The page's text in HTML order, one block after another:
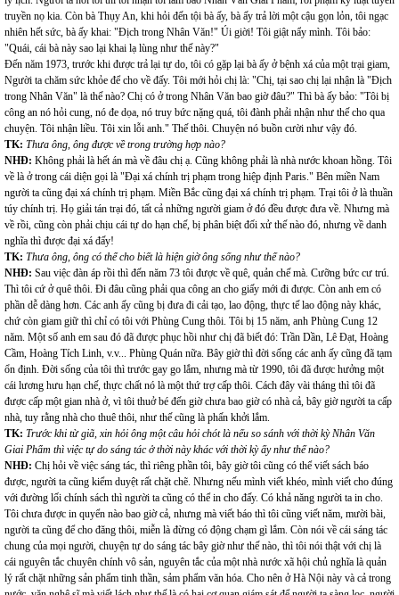
truyền nọ kia. Còn bà Thụy An, khi hỏi đến tội bà ấy, bà ấy trả lời một cậu gọn lỏn, tôi ngạc
nhiên hết sức, bà ấy khai: "Địch trong Nhân Văn!" Úi giời! Tôi giật nẩy mình. Tôi bảo:
"Quái, cái bà này sao lại khai lạ lùng như thế này?"
Đến năm 1973, trước khi được trả lại tự do, tôi có gặp lại bà ấy ở bệnh xá của một trại giam,
Người ta chăm sức khỏe để cho về đấy. Tôi mới hỏi chị là: "Chị, tại sao chị lại nhận là "Địch
trong Nhân Văn" là thế nào? Chị có ở trong Nhân Văn bao giờ đâu?" Thì bà ấy bảo: "Tôi bị
công an nó hỏi cung, nó đe dọa, nó truy bức nặng quá, tôi đành phải nhận như thế cho qua
chuyện. Tôi nhận liều. Tôi xin lỗi anh." Thế thôi. Chuyện nó buồn cười như vậy đó.
TK: Thưa ông, ông được về trong trường hợp nào?
NHĐ: Không phải là hết án mà về đâu chị ạ. Cũng không phải là nhà nước khoan hồng. Tôi
về là ở trong cái diện gọi là "Đại xá chính trị phạm trong hiệp định Paris." Bên miền Nam
người ta cũng đại xá chính trị phạm. Miền Bắc cũng đại xá chính trị phạm. Trại tôi ở là thuần
túy chính trị. Họ giải tán trại đó, tất cả những người giam ở đó đều được đưa về. Nhưng mà
về rồi, cũng còn phải chịu cái tự do hạn chế, bị phân biệt đối xử thế nào đó, nhưng về danh
nghĩa thì được đại xá đấy!
TK: Thưa ông, ông có thể cho biết là hiện giờ ông sống như thế nào?
NHĐ: Sau việc đàn áp rồi thì đến năm 73 tôi được về quê, quản chế mà. Cưỡng bức cư trú.
Thì tôi cứ ở quê thôi. Đi đâu cũng phải qua công an cho giấy mới đi được. Còn anh em có
phần dễ dàng hơn. Các anh ấy cũng bị đưa đi cải tạo, lao động, thực tế lao động này khác,
chứ còn giam giữ thì chỉ có tôi với Phùng Cung thôi. Tôi bị 15 năm, anh Phùng Cung 12
năm. Một số anh em sau đó đã được phục hồi như chị đã biết đó: Trần Dần, Lê Đạt, Hoàng
Cầm, Hoàng Tích Linh, v.v... Phùng Quán nữa. Bây giờ thì đời sống các anh ấy cũng đã tạm
ổn định. Đời sống của tôi thì trước gay go lắm, nhưng mà từ 1990, tôi đã được hưởng một
cái lương hưu hạn chế, thực chất nó là một thứ trợ cấp thôi. Cách đây vài tháng thì tôi đã
được cấp một gian nhà ở, vì tôi thuở bé đến giờ chưa bao giờ có nhà cả, bây giờ người ta cấp
nhà, tuy rằng nhà cho thuê thôi, như thế cũng là phấn khởi lắm.
TK: Trước khi từ giã, xin hỏi ông một câu hỏi chót là nếu so sánh với thời kỳ Nhân Văn
Giai Phẩm thì việc tự do sáng tác ở thời này khác với thời kỳ ấy như thế nào?
NHĐ: Chị hỏi về việc sáng tác, thì riêng phần tôi, bây giờ tôi cũng có thể viết sách báo
được, người ta cũng kiểm duyệt rất chặt chẽ. Nhưng nếu mình viết khéo, mình viết cho đúng
với đường lối chính sách thì người ta cũng có thể in cho đấy. Có khả năng người ta in cho.
Tôi chưa được in quyển nào bao giờ cả, nhưng mà viết báo thì tôi cũng viết năm, mười bài,
người ta cũng để cho đăng thôi, miễn là đừng có động chạm gì lắm. Còn nói về cái sáng tác
chung của mọi người, chuyện tự do sáng tác bây giờ như thế nào, thì tôi nói thật với chị là
cái nguyên tắc chuyên chính vô sản, nguyên tắc của một nhà nước xã hội chủ nghĩa là quản
lý rất chặt những sản phẩm tinh thần, sảm phẩm văn hóa. Cho nên ở Hà Nội này và cả trong